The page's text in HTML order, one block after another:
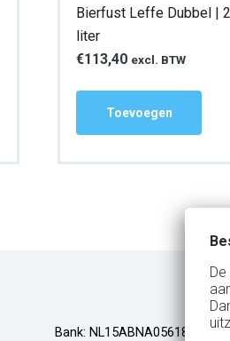
Bierfust Leffe Dubbel |
liter
€113,40 excl. BTW
Toevoegen
Bank: NL15ABNA0561810710